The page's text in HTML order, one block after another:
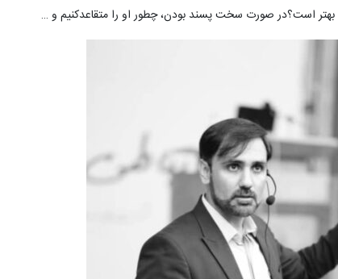
است؟در صورت سخت پسند بودن، چطور او را متقاعدکنیم و …